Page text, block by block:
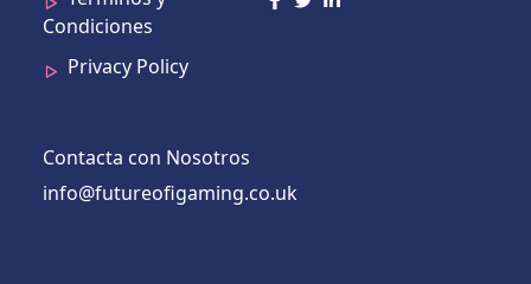
Condiciones
Privacy Policy
Contacta con Nosotros
info@futureofigaming.co.uk